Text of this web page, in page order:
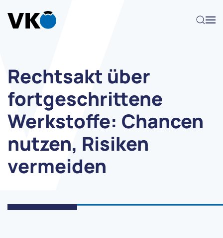
Zum Hauptinhalt springen
Rechtsakt über
fortgeschrittene
Werkstoffe: Chancen
nutzen, Risiken
vermeiden